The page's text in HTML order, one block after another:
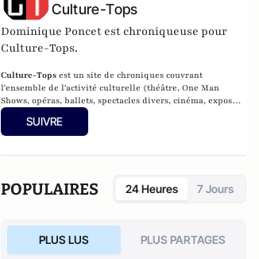
Culture-Tops
Dominique Poncet est chroniqueuse pour
Culture-Tops.
Culture-Tops est un site de chroniques couvrant
l'ensemble de l'activité culturelle (théâtre, One Man
Shows, opéras, ballets, spectacles divers, cinéma, expos,
livres, etc.).
SUIVRE
POPULAIRES 24 Heures 7 Jours
PLUS LUS PLUS PARTAGES